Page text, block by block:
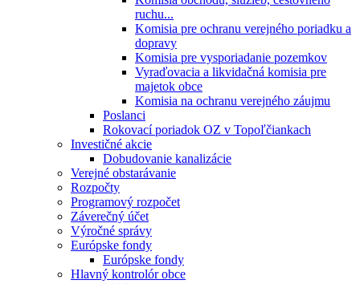
ruchu...
Komisia pre ochranu verejného poriadku a
dopravy
Komisia pre vysporiadanie pozemkov
Vyraďovacia a likvidačná komisia pre
majetok obce
Komisia na ochranu verejného záujmu
Poslanci
Rokovací poriadok OZ v Topoľčiankach
Investičné akcie
Dobudovanie kanalizácie
Verejné obstarávanie
Rozpočty
Programový rozpočet
Záverečný účet
Výročné správy
Európske fondy
Európske fondy
Hlavný kontrolór obce